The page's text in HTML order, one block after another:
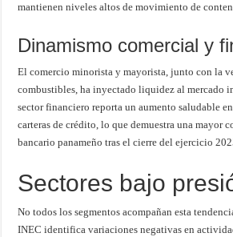
mantienen niveles altos de movimiento de
Dinamismo comercial y
El comercio minorista y mayorista, junto con la
combustibles, ha inyectado liquidez al mercado
sector financiero reporta un aumento saludable
carteras de crédito, lo que demuestra una mayor
bancario panameño tras el cierre del ejercicio
Sectores bajo
No todos los segmentos acompañan esta
INEC identifica variaciones negativas en